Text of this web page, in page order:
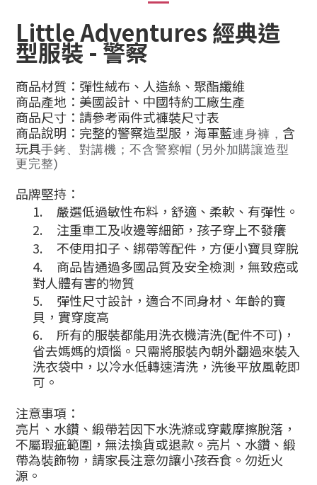
Little Adventures經典造
型服裝 - 警察
商品材質：彈性絨布、人造絲、聚酯纖維
商品產地：美國設計、中國特約工廠生產
商品尺寸：請參考兩件式褲裝尺寸表
商品說明：完整的警察造型服，海軍藍連身褲， 含
玩具手銬、對講機；不含警察帽 (另外加購讓造型
更完整)
品牌堅持：
1.
嚴選低過敏性布料，舒適、柔軟、有彈性。
2.
注重車工及收邊等細節，孩子穿上不發癢
3.
不使用扣子、綁帶等配件，方便小寶貝穿脫
4.
商品皆通過多國品質及安全檢測，無致癌或
對人體有害的物質
5.
彈性尺寸設計，適合不同身材、年齡的寶
貝，實穿度高
6.
所有的服裝都能用洗衣機清洗(配件不可) ，
省去媽媽的煩惱。只需將服裝內朝外翻過來裝入
洗衣袋中，以冷水低轉速清洗，洗後平放風乾即
可。
注意事項：
亮片、水鑽、緞帶若因下水洗滌或穿戴摩擦脫落，
不屬瑕疵範圍，無法換貨或退款。亮片、水鑽、緞
帶為裝飾物，請家長注意勿讓小孩吞食。勿近火
源。